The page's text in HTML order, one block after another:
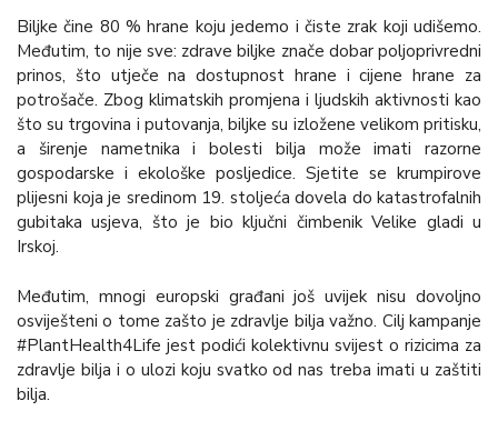
Biljke čine 80 % hrane koju jedemo i čiste zrak koji udišemo.
Međutim, to nije sve: zdrave biljke znače dobar poljoprivredni
prinos, što utječe na dostupnost hrane i cijene hrane za
potrošače. Zbog klimatskih promjena i ljudskih aktivnosti kao
što su trgovina i putovanja, biljke su izložene velikom pritisku,
a širenje nametnika i bolesti bilja može imati razorne
gospodarske i ekološke posljedice. Sjetite se krumpirove
plijesni koja je sredinom 19. stoljeća dovela do katastrofalnih
gubitaka usjeva, što je bio ključni čimbenik Velike gladi u
Irskoj.
Međutim, mnogi europski građani još uvijek nisu dovoljno
osviješteni o tome zašto je zdravlje bilja važno. Cilj kampanje
#PlantHealth4Life jest podići kolektivnu svijest o rizicima za
zdravlje bilja i o ulozi koju svatko od nas treba imati u zaštiti
bilja.